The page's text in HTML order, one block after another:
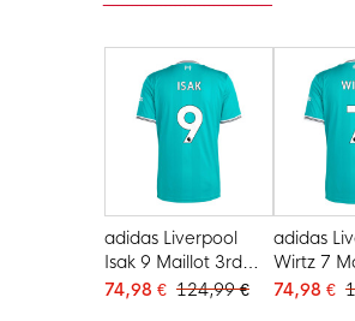
adidas Liverpool
Isak 9 Maillot 3rd
2025-2026
74,98 € 124,99 €
adidas
Wirtz 7
2025-
74,98 €